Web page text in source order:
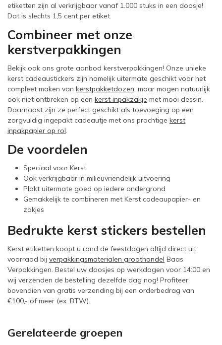
etiketten zijn al verkrijgbaar vanaf 1.000 stuks in een doosje!
Dat is slechts 1,5 cent per etiket.
Combineer met onze
kerstverpakkingen
Bekijk ook ons grote aanbod kerstverpakkingen! Onze unieke
kerst cadeaustickers zijn namelijk uitermate geschikt voor het
compleet maken van kerstpakketdozen, maar mogen natuurlijk
ook niet ontbreken op een kerst inpakzakje met mooi dessin.
Daarnaast zijn ze perfect geschikt als toevoeging op een
zorgvuldig ingepakt cadeautje met ons prachtige kerst
inpakpapier op rol.
De voordelen
Speciaal voor Kerst
Ook verkrijgbaar in milieuvriendelijk uitvoering
Plakt uitermate goed op iedere ondergrond
Gemakkelijk te combineren met Kerst cadeaupapier- en
zakjes
Bedrukte kerst stickers bestellen
Kerst etiketten koopt u rond de feestdagen altijd direct uit
voorraad bij verpakkingsmaterialen groothandel Baas
Verpakkingen. Bestel uw doosjes op werkdagen voor 14:00 en
wij verzenden de bestelling dezelfde dag nog! Profiteer
bovendien van gratis verzending bij een orderbedrag van
€100,- of meer (ex. BTW).
Gerelateerde groepen